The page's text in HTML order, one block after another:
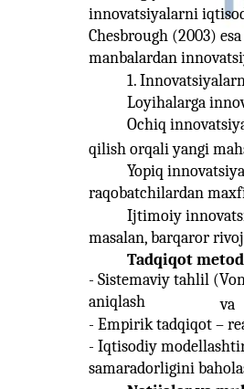
innovatsiyalarni
Chesbrough (2003)
manbalardan
1.
Loyihalarga
Ochiq
qilish orqali yangi
Yopiq
raqobatchilardan
Ijtimoiy
masalan, barqaror
Tadqiqot
- Sistemaviy tahlil
aniqlash
va
- Empirik tadqiqot –
- Iqtisodiy
samaradorligini